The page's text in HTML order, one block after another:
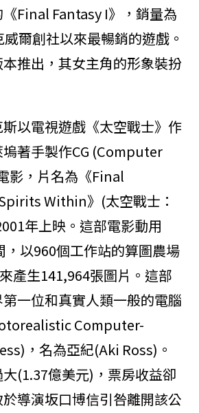
Final Fantasy I》，銷量為
爾創社以來最暢銷的遊戲。
推出，其女主角的形象裝扮
以電視遊戲《太空戰士》作
著手製作CG (Computer
影，片名為《Final
Within》(太空戰士：
年上映。這部電影動用
，以960個工作站的算圖農場
產生141,964張圖片。這部
一位和真實人類一般的電腦
Computer-
，名為亞紀(Aki Ross)。
(1.37億美元)，票房收益卻
導演坂口博信引咎離開該公